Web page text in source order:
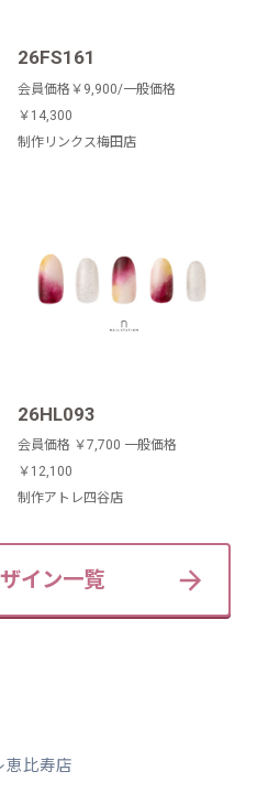
26FS161
会員価格￥9,900/一般価格
￥14,300
制作リンクス梅田店
26HL093
会員価格 ￥7,700 一般価格
￥12,100
制作アトレ四谷店
イン一覧
恵比寿店